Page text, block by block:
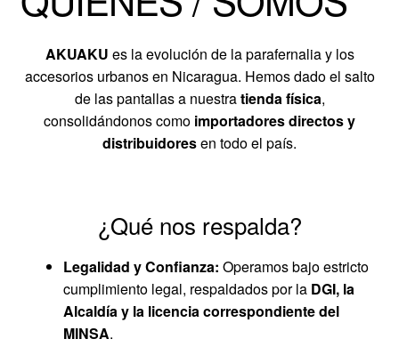
Tienda
Contáctenos
AKUAKU es la evolución de la parafernalia y los
accesorios urbanos en Nicaragua. Hemos dado el salto
de las pantallas a nuestratienda física,
consolidándonos como importadores directos y
distribuidoresen todo el país.
¿Qué nos respalda?
Legalidad y Confianza: Operamos bajo estricto
cumplimiento legal, respaldados por la DGI, la
Alcaldía y la licencia correspondiente del
MINSA.